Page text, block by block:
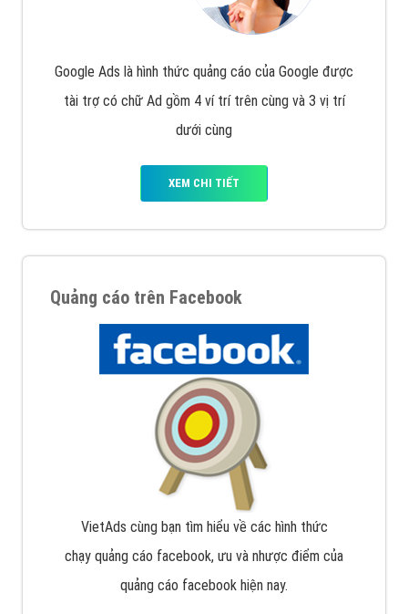
Google Ads là hình thức quảng cáo của Google được
tài trợ có chữ Ad gồm 4 ví trí trên cùng và 3 vị trí
dưới cùng
XEM CHI TIẾT
Quảng cáo trên Facebook
VietAds cùng bạn tìm hiểu về các hình thức
chạy quảng cáo facebook, ưu và nhược điểm của
quảng cáo facebook hiện nay.